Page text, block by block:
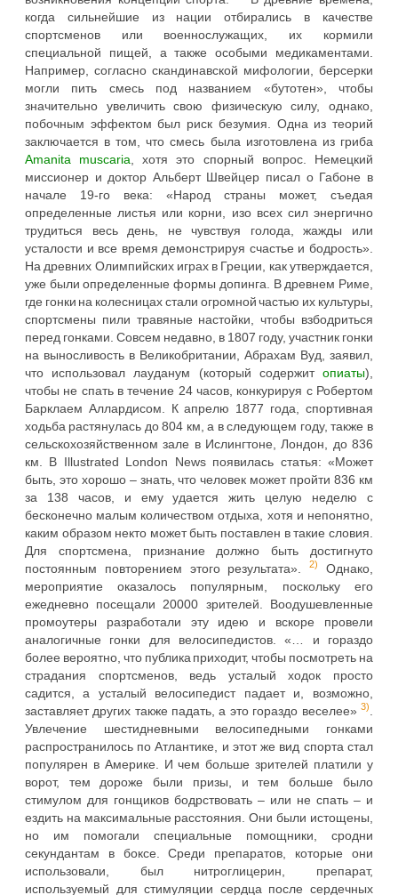
когда сильнейшие из нации отбирались в качестве
спортсменов или военнослужащих, их кормили
специальной пищей, а также особыми медикаментами.
Например, согласно скандинавской мифологии, берсерки
могли пить смесь под названием «бутотен», чтобы
значительно увеличить свою физическую силу, однако,
побочным эффектом был риск безумия. Одна из теорий
заключается в том, что смесь была изготовлена ​​из гриба
Amanita muscaria , хотя это спорный вопрос. Немецкий
миссионер и доктор Альберт Швейцер писал о Габоне в
начале 19-го века: «Народ страны может, съедая
определенные листья или корни, изо всех сил энергично
трудиться весь день, не чувствуя голода, жажды или
усталости и все время демонстрируя счастье и бодрость».
На древних Олимпийских играх в Греции, как утверждается,
уже были определенные формы допинга. В древнем Риме,
где гонки на колесницах стали огромной частью их культуры,
спортсмены пили травяные настойки, чтобы взбодриться
перед гонками. Совсем недавно, в 1807 году, участник гонки
на выносливость в Великобритании, Абрахам Вуд, заявил,
что использовал лауданум (который содержит опиаты),
чтобы не спать в течение 24 часов, конкурируя с Робертом
Барклаем Аллардисом. К апрелю 1877 года, спортивная
ходьба растянулась до 804 км, а в следующем году, также в
сельскохозяйственном зале в Ислингтоне, Лондон, до 836
км. В Illustrated London News появилась статья: «Может
быть, это хорошо – знать, что человек может пройти 836 км
за 138 часов, и ему удается жить целую неделю с
бесконечно малым количеством отдыха, хотя и непонятно,
каким образом некто может быть поставлен в такие словия.
Для спортсмена, признание должно быть достигнуто
постоянным повторением этого результата».2)
Однако,
мероприятие оказалось популярным, поскольку его
ежедневно посещали 20000 зрителей. Воодушевленные
промоутеры разработали эту идею и вскоре провели
аналогичные гонки для велосипедистов. «… и гораздо
более вероятно, что публика приходит, чтобы посмотреть на
страдания спортсменов, ведь усталый ходок просто
садится, а усталый велосипедист падает и, возможно,
заставляет других также падать, а это гораздо веселее» 3)
Увлечение шестидневными велосипедными гонками
распространилось по Атлантике, и этот же вид спорта стал
популярен в Америке. И чем больше зрителей платили у
ворот, тем дороже были призы, и тем больше было
стимулом для гонщиков бодрствовать – или не спать – и
ездить на максимальные расстояния. Они были истощены,
но им помогали специальные помощники, сродни
секундантам в боксе. Среди препаратов, которые они
использовали, был нитроглицерин, препарат,
используемый для стимуляции сердца после сердечных